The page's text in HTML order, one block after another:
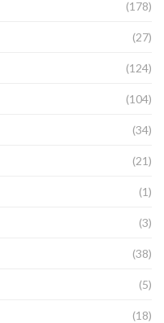
(178)
(27)
(124)
(104)
(34)
(21)
(1)
(3)
(38)
(5)
(18)